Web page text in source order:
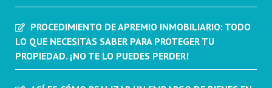
PROCEDIMIENTO DE APREMIO INMOBILIARIO: TODO
LO QUE NECESITAS SABER PARA PROTEGER TU
PROPIEDAD. ¡NO TE LO PUEDES PERDER!